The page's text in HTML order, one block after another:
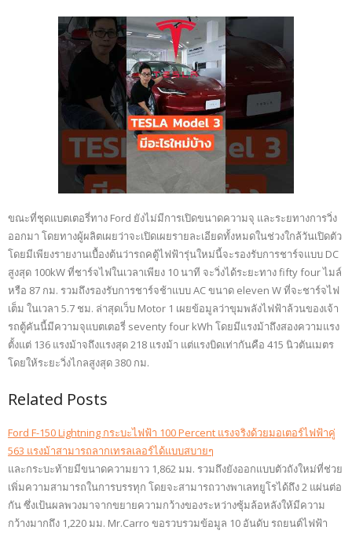
ขณะที่ชุดแบตเตอรี่ทาง Ford ยังไม่มีการเปิดขนาดความจุ และระยทางการวิ่ง
ออกมา โดยทางผู้ผลิตเผยว่าจะเปิดเผยรายละเอียดทั้งหมดในช่วงใกล้วันเปิดตัว
โดยมีเพียงรายงานเบื้องต้นว่ารถคตู้ไฟฟ้ารุ่นใหม่นี้จะรองรับการชาร์จแบบ DC
สูงสุด 100kW ที่ชาร์จไฟในเวลาเพียง 10 นาที จะวิ่งได้ระยะทาง fifty four ไมล์
หรือ 87 กม. รวมถึงรองรับการชาร์จช้าแบบ AC ขนาด eleven W ที่จะชาร์จไฟ
เต็ม ในเวลา 5.7 ชม. ล่าสุดเว็บ Motor 1 เผยข้อมูลว่าขุมพลังไฟฟ้าล้วนของเจ้า
รถตู้คันนี้มีความจุแบตเตอรี่ seventy four kWh โดยมีแรงม้าถึงสองความแรง
ตั้งแต่ 136 แรงม้าจถึงแรงสุด 218 แรงม้า แต่แรงบิดเท่ากันคือ 415 นิวตันเมตร
โดยให้ระยะวิ่งไกลสูงสุด 380 กม.
Related Posts
Ford F-150 Lightning กระบะไฟฟ้า 100 Percent แรงจริงด้วยมอเตอร์ไฟฟ้าคู่
563 แรงม้าสามารถลากเทรลเลอร์ได้แบบสบายๆ
และกระบะท้ายมีขนาดความยาว 1,862 มม. รวมถึงยังออกแบบตัวถังใหม่ที่ช่วย
เพิ่มความสามารถในการบรรทุก โดยจะสามารถวางพาเลทยูโรได้ถึง 2 แผ่นต่อ
กัน ซึ่งเป้นผลพวงมาจากขยายความกว้างของระหว่างซุ้มล้อหลังให้มีความ
กว้างมากถึง 1,220 มม. Mr.Carro ขอรวบรวมข้อมูล 10 อันดับ รถยนต์ไฟฟ้า